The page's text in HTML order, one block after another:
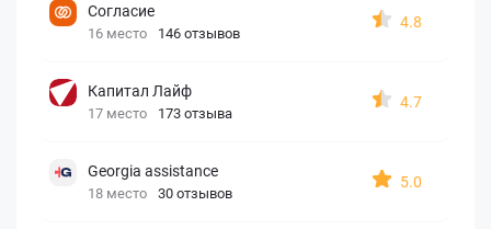
Согласие
16 место 146 отзывов
4.8
Капитал Лайф
17 место 173 отзыва
4.7
Georgia assistance
18 место 30 отзывов
5.0